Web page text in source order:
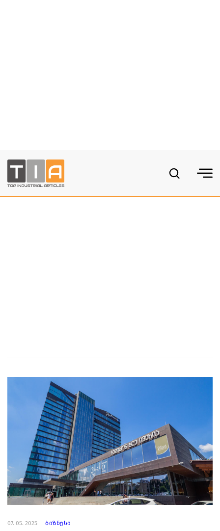
07. 05. 2025 ბიზნესი